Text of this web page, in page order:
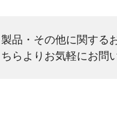
製品・その他に関する
ちらよりお気軽にお問